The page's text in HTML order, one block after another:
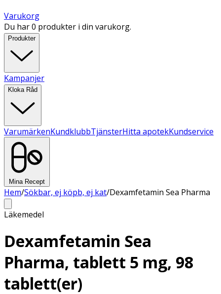
Varukorg
Du har 0 produkter i din varukorg.
Produkter
Kampanjer
Kloka Råd
VarumärkenKundklubbTjänsterHitta apotekKundservice
Mina Recept
Hem/Sökbar, ej köpb, ej kat/Dexamfetamin Sea Pharma
Läkemedel
Dexamfetamin Sea
Pharma, tablett 5 mg, 98
tablett(er)